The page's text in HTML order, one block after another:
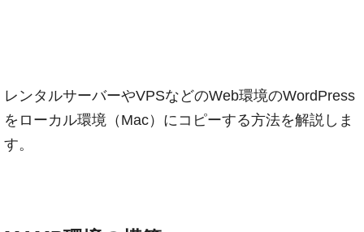
レンタルサーバーやVPSなどのWeb環境のWordPress
をローカル環境（Mac）にコピーする方法を解説しま
す。